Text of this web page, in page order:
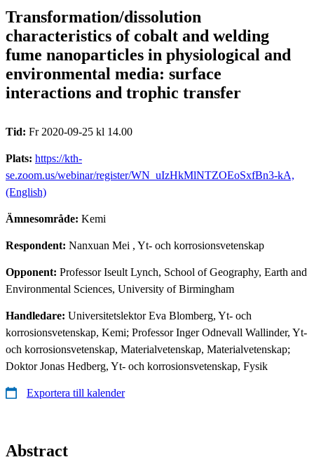
Transformation/dissolution
characteristics of cobalt and welding
fume nanoparticles in physiological and
environmental media: surface
interactions and trophic transfer
Tid: Fr 2020-09-25 kl 14.00
Plats: https://kth-
se.zoom.us/webinar/register/WN_uIzHkMlNTZOEoSxfBn3-kA,
(English)
Ämnesområde: Kemi
Respondent: Nanxuan Mei , Yt- och korrosionsvetenskap
Opponent: Professor Iseult Lynch, School of Geography, Earth and
Environmental Sciences, University of Birmingham
Handledare: Universitetslektor Eva Blomberg, Yt- och
korrosionsvetenskap, Kemi; Professor Inger Odnevall Wallinder, Yt-
och korrosionsvetenskap, Materialvetenskap, Materialvetenskap;
Doktor Jonas Hedberg, Yt- och korrosionsvetenskap, Fysik
Exportera till kalender
Abstract